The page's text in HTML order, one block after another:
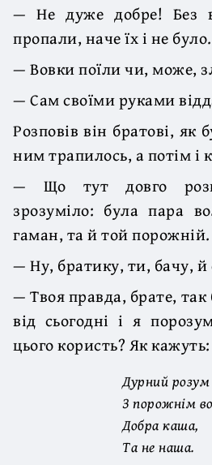
— Не дуже добре! Без
пропали, наче їх і не було.
— Вовки поїли чи, може,
— Сам своїми руками
Розповів він братові, як
ним трапилось, а потім і
— Що тут довго
зрозуміло: була пара
гаман, та й той порожній.
— Ну, братику, ти, бачу, й
— Твоя правда, брате, так
від сьогодні і я
цього користь? Як кажуть:
Дурний розум
З порожнім
Добра каша,
Та не наша.